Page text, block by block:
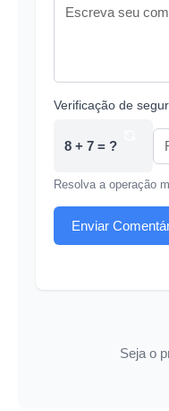
Verificação de
8 + 7 = ?
Resolva a operação
Enviar
Seja o